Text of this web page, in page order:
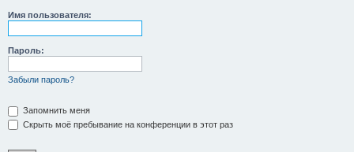
Имя пользователя:
Пароль:
Забыли пароль?
Запомнить меня
Скрыть моё пребывание на конференции в этот раз